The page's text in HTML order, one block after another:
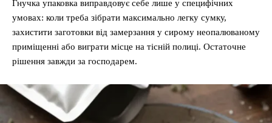
Гнучка упаковка виправдовує себе лише у специфічних
умовах: коли треба зібрати максимально легку сумку,
захистити заготовки від замерзання у сирому неопалюваному
приміщенні або виграти місце на тісній полиці. Остаточне
рішення завжди за господарем.